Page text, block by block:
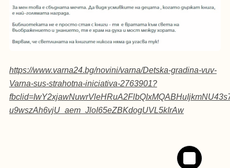
https://www.varna24.bg/novini/varna/Detska-gradina-vuv-
Varna-sus-strahotna-iniciativa-2763901?
u9wszAh6vjU_aem_JloI65eZBKdogUVL5kIrAw